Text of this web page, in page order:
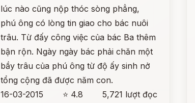
lúc nào cũng nộp thóc sòng phẳng,
phú ông có lòng tin giao cho bác nuôi
trâu. Từ đấy công việc của bác Ba thêm
bận rộn. Ngày ngày bác phải chăn một
bầy trâu của phú ông từ độ ấy sinh nở
tổng cộng đã được năm con.
16-03-2015
⭐ 4.8
5,721 lượt đọc